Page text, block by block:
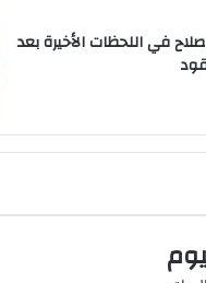
في اللحظات الأخيرة بعد